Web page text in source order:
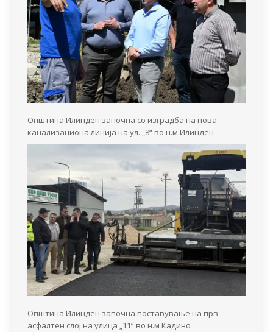
Општина Илинден започна со изградба на нова
канализациона линија на ул. „8“ во н.м Илинден
Општина Илинден започна поставување на прв
асфалтен слој на улица „11“ во н.м Кадино